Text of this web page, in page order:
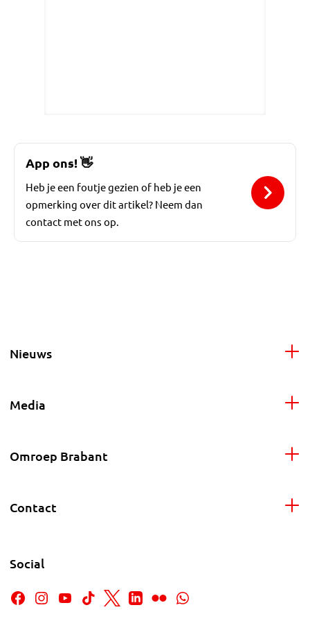
App ons!👋
Heb je een foutje gezien of heb je een
opmerking over dit artikel? Neem dan
contact met ons op.
Nieuws
Media
Omroep Brabant
Contact
Social